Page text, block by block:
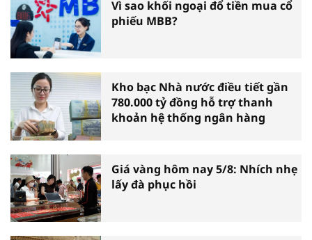
Vì sao khối ngoại đổ tiền mua cổ
phiếu MBB?
Kho bạc Nhà nước điều tiết gần
780.000 tỷ đồng hỗ trợ thanh
khoản hệ thống ngân hàng
Giá vàng hôm nay 5/8: Nhích nhẹ
lấy đà phục hồi